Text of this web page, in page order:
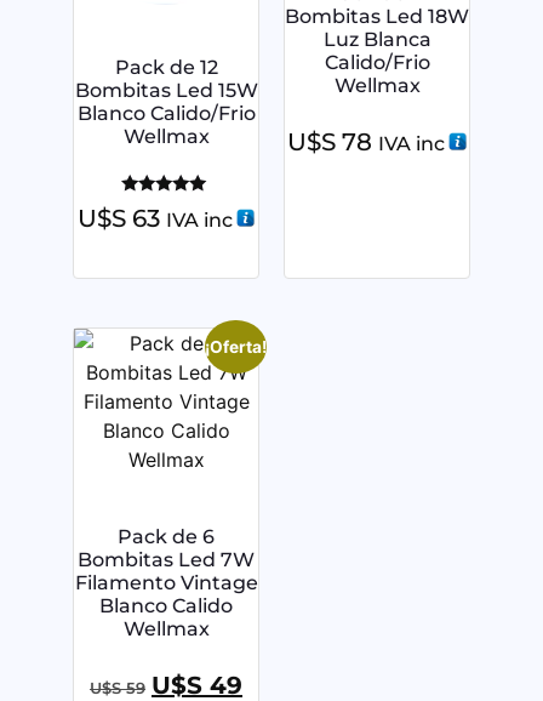
Pack de 12
Bombitas Led 15W
Blanco Calido/Frio
Wellmax
Valorado
con
U$S 63 IVA inc
Bombitas Led 18W
Luz Blanca
Calido/Frio
Wellmax
U$S 78 IVA inc
¡Oferta!
Pack de 6
Bombitas Led 7W
Filamento Vintage
Blanco Calido
Wellmax
U$S59 U$S 49